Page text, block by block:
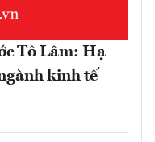
Tô Lâm: Hạ
kinh tế